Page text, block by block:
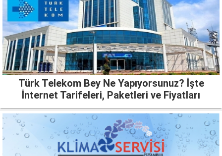
Türk Telekom Bey Ne Yapıyorsunuz? İşte
İnternet Tarifeleri, Paketleri ve Fiyatları